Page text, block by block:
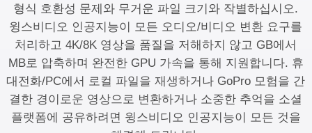
형식 호환성 문제와 무거운 파일 크기와 작별하십시오.
윙스비디오 인공지능이 모든 오디오/비디오 변환 요구를
처리하고 4K/8K 영상을 품질을 저해하지 않고 GB에서
MB로 압축하며 완전한 GPU 가속을 통해 지원합니다. 휴
대전화/PC에서 로컬 파일을 재생하거나 GoPro 모험을 간
결한 경이로운 영상으로 변환하거나 소중한 추억을 소셜
플랫폼에 공유하려면 윙스비디오 인공지능이 모든 것을